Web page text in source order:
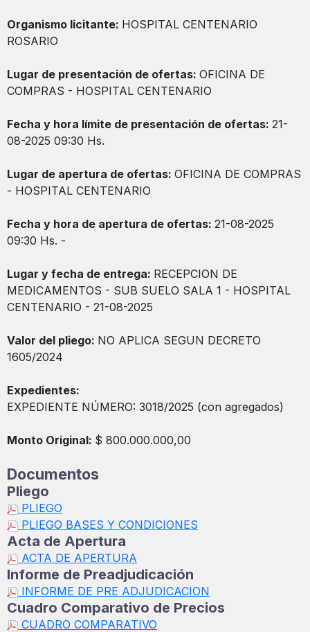
Organismo licitante: HOSPITAL CENTENARIO
ROSARIO
Lugar de presentación de ofertas: OFICINA DE
COMPRAS - HOSPITAL CENTENARIO
Fecha y hora límite de presentación de ofertas: 21-
08-2025 09:30 Hs.
Lugar de apertura de ofertas: OFICINA DE COMPRAS
- HOSPITAL CENTENARIO
Fecha y hora de apertura de ofertas: 21-08-2025
09:30 Hs. -
Lugar y fecha de entrega: RECEPCION DE
MEDICAMENTOS - SUB SUELO SALA 1 - HOSPITAL
CENTENARIO - 21-08-2025
Valor del pliego: NO APLICA SEGUN DECRETO
1605/2024
Expedientes:
EXPEDIENTE NÚMERO: 3018/2025 (con agregados)
Monto Original: $ 800.000.000,00
Documentos
Pliego
PLIEGO
PLIEGO BASES Y CONDICIONES
Acta de Apertura
ACTA DE APERTURA
Informe de Preadjudicación
INFORME DE PRE ADJUDICACION
Cuadro Comparativo de Precios
CUADRO COMPARATIVO